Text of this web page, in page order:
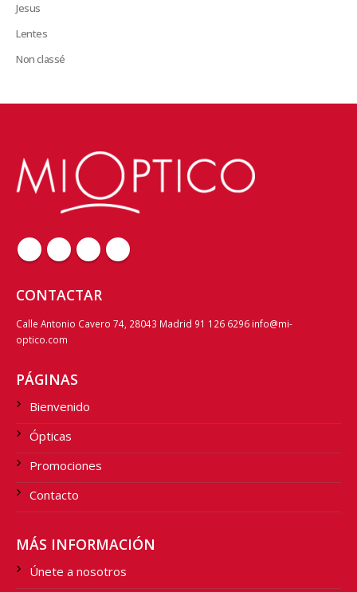
Jesus
Lentes
Non classé
CONTACTAR
Calle Antonio Cavero 74, 28043 Madrid 91 126 6296 info@mi-
optico.com
PÁGINAS
Bienvenido
Ópticas
Promociones
Contacto
MÁS INFORMACIÓN
Únete a nosotros